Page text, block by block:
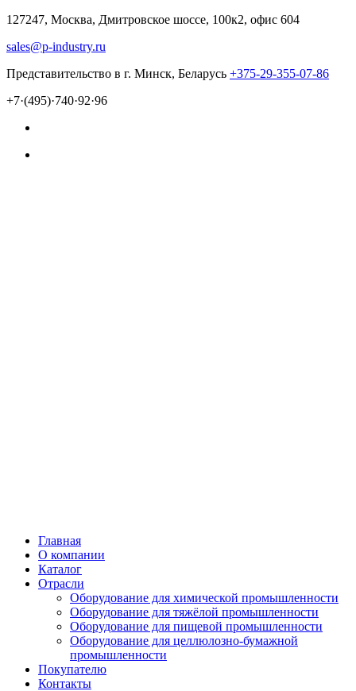
127247, Москва, Дмитровское шоссе, 100к2, офис 604
sales@p-industry.ru
Представительство в г. Минск, Беларусь +375-29-355-07-86
+7·(495)·740·92·96
Главная
О компании
Каталог
Отрасли
Оборудование для химической промышленности
Оборудование для тяжёлой промышленности
Оборудование для пищевой промышленности
Оборудование для целлюлозно-бумажной
промышленности
Покупателю
Контакты